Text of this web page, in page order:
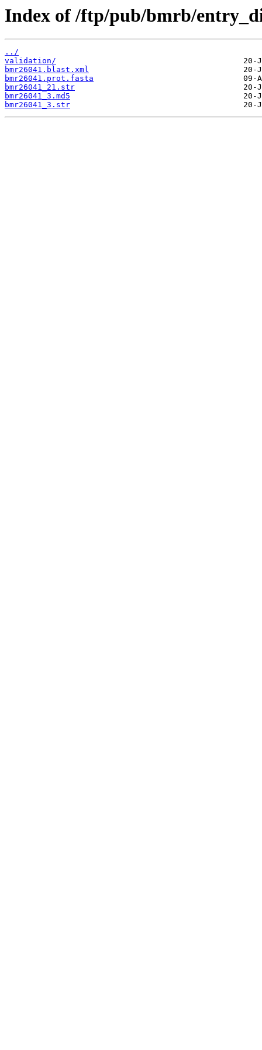
Index of /ftp/pub/bmrb/
../
validation/
bmr26041.blast.xml
bmr26041.prot.fasta
bmr26041_21.str
bmr26041_3.md5
bmr26041_3.str